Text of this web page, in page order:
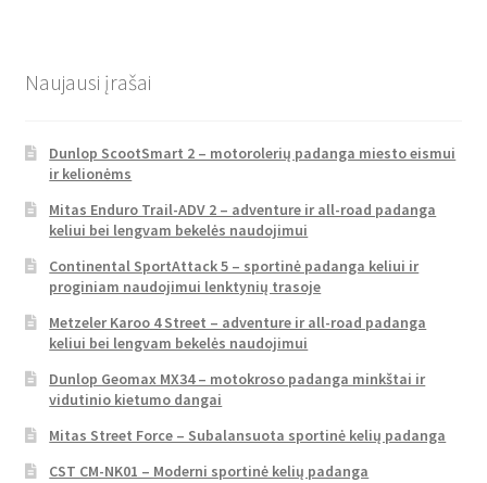
Naujausi įrašai
Dunlop ScootSmart 2 – motorolerių padanga miesto eismui
ir kelionėms
Mitas Enduro Trail-ADV 2 – adventure ir all-road padanga
keliui bei lengvam bekelės naudojimui
Continental SportAttack 5 – sportinė padanga keliui ir
proginiam naudojimui lenktynių trasoje
Metzeler Karoo 4 Street – adventure ir all-road padanga
keliui bei lengvam bekelės naudojimui
Dunlop Geomax MX34 – motokroso padanga minkštai ir
vidutinio kietumo dangai
Mitas Street Force – Subalansuota sportinė kelių padanga
CST CM-NK01 – Moderni sportinė kelių padanga